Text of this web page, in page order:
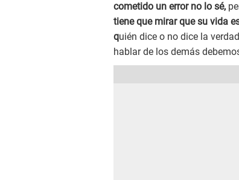
cometido un error no lo sé,
tiene que mirar que su vida
quién dice o no dice la
hablar de los demás